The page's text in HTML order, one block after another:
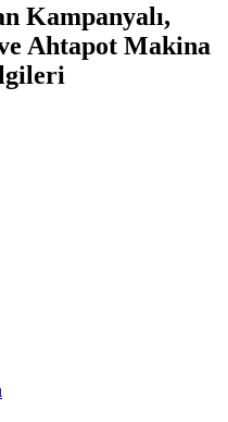
Kampanyalı,
Ahtapot Makina